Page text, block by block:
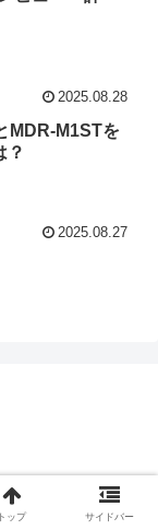
2025.08.28
MDR-M1STを
？
2025.08.27
楽園.
トップ サイドバー